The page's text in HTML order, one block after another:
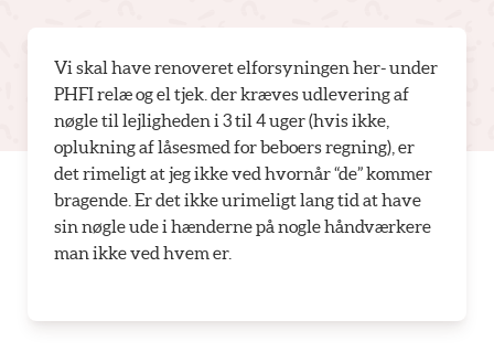
Vi skal have renoveret elforsyningen her- under
PHFI relæ og el tjek. der kræves udlevering af
nøgle til lejligheden i 3 til 4 uger (hvis ikke,
oplukning af låsesmed for beboers regning), er
det rimeligt at jeg ikke ved hvornår “de” kommer
bragende. Er det ikke urimeligt lang tid at have
sin nøgle ude i hænderne på nogle håndværkere
man ikke ved hvem er.